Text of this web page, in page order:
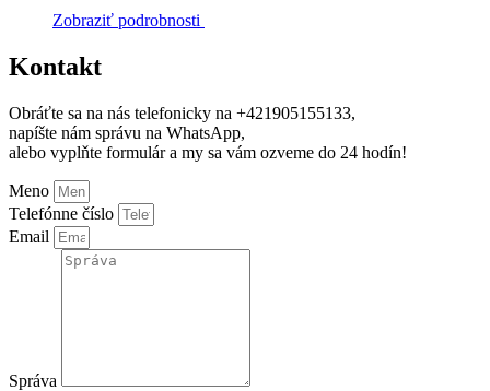
Zobraziť podrobnosti
Kontakt
Obráťte sa na nás telefonicky na +421905155133,
napíšte nám správu na WhatsApp,
alebo vyplňte formulár a my sa vám ozveme do 24 hodín!
Meno
Telefónne číslo
Email
Správa